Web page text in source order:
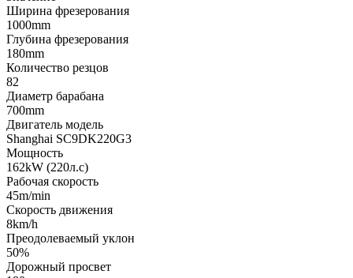
Ширина фрезерования
1000mm
Глубина фрезерования
180mm
Количество резцов
82
Диаметр барабана
700mm
Двигатель модель
Shanghai SC9DK220G3
Мощность
162kW (220л.с)
Рабочая скорость
45m/min
Скорость движения
8km/h
Преодолеваемый уклон
50%
Дорожный просвет